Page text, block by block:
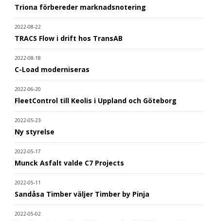
Triona förbereder marknadsnotering
2022-08-22
TRACS Flow i drift hos TransAB
2022-08-18
C-Load moderniseras
2022-06-20
FleetControl till Keolis i Uppland och Göteborg
2022-05-23
Ny styrelse
2022-05-17
Munck Asfalt valde C7 Projects
2022-05-11
Sandåsa Timber väljer Timber by Pinja
2022-05-02